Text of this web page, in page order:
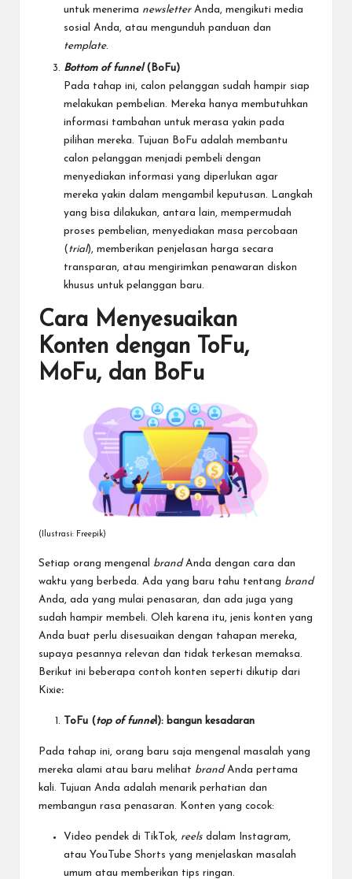
untuk menerima newsletter Anda, mengikuti media
sosial Anda, atau mengunduh panduan dan
template.
Bottom of funnel(BoFu)
Pada tahap ini, calon pelanggan sudah hampir siap
melakukan pembelian. Mereka hanya membutuhkan
informasi tambahan untuk merasa yakin pada
pilihan mereka. Tujuan BoFu adalah membantu
calon pelanggan menjadi pembeli dengan
menyediakan informasi yang diperlukan agar
mereka yakin dalam mengambil keputusan. Langkah
yang bisa dilakukan, antara lain, mempermudah
proses pembelian, menyediakan masa percobaan
(trial), memberikan penjelasan harga secara
transparan, atau mengirimkan penawaran diskon
khusus untuk pelanggan baru.
Cara Menyesuaikan
Konten dengan ToFu,
MoFu, dan BoFu
(Ilustrasi: Freepik)
Setiap orang mengenal brand Anda dengan cara dan
waktu yang berbeda. Ada yang baru tahu tentang brand
Anda, ada yang mulai penasaran, dan ada juga yang
sudah hampir membeli. Oleh karena itu, jenis konten yang
Anda buat perlu disesuaikan dengan tahapan mereka,
supaya pesannya relevan dan tidak terkesan memaksa.
Berikut ini beberapa contoh konten seperti dikutip dari
Kixie:
ToFu (top of funnel): bangun kesadaran
Pada tahap ini, orang baru saja mengenal masalah yang
mereka alami atau baru melihat brand Anda pertama
kali. Tujuan Anda adalah menarik perhatian dan
membangun rasa penasaran. Konten yang cocok:
Video pendek di TikTok, reels dalam Instagram,
atau YouTube Shorts yang menjelaskan masalah
umum atau memberikan tips ringan.